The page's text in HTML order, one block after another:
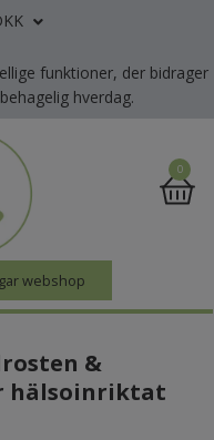
funktioner, der bidrager
hverdag.
webshop
0
&
hälsoinriktat